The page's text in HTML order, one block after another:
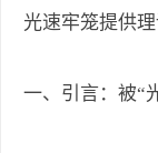
光速牢笼提供理
一、引言：被“